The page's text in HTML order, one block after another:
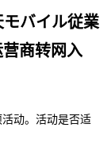
バイル従業
商转网入
动。活动是否适